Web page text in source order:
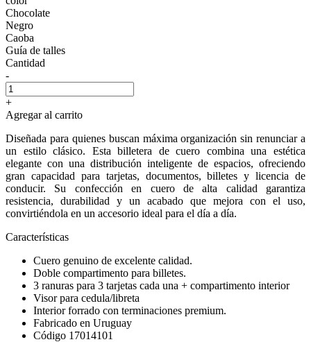
Chocolate
Negro
Caoba
Guía de talles
Cantidad
-
+
Agregar al carrito
Diseñada para quienes buscan máxima organización sin renunciar a
un estilo clásico. Esta billetera de cuero combina una estética
elegante con una distribución inteligente de espacios, ofreciendo
gran capacidad para tarjetas, documentos, billetes y licencia de
conducir. Su confección en cuero de alta calidad garantiza
resistencia, durabilidad y un acabado que mejora con el uso,
convirtiéndola en un accesorio ideal para el día a día.
Características
Cuero genuino de excelente calidad.
Doble compartimento para billetes.
3 ranuras para 3 tarjetas cada una + compartimento interior
Visor para cedula/libreta
Interior forrado con terminaciones premium.
Fabricado en Uruguay
Código 17014101